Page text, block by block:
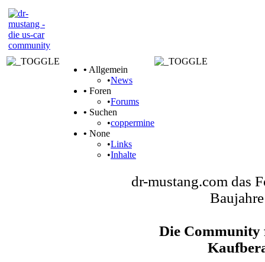
• Allgemein
•News
• Foren
•Forums
• Suchen
•coppermine
• None
•Links
•Inhalte
dr-mustang.com das
Die Community